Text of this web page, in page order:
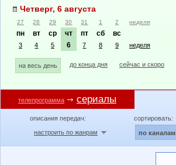
Четверг, 6 августа
27 28 29 30 31 1 2 неделя
пн вт ср чт пт сб вс
3 4 5 6 7 8 9 неделя
на весь день до конца дня сейчас и скоро
телепрограмма сериалы
описания передач:
настроить по жанрам
сортировать:
по каналам